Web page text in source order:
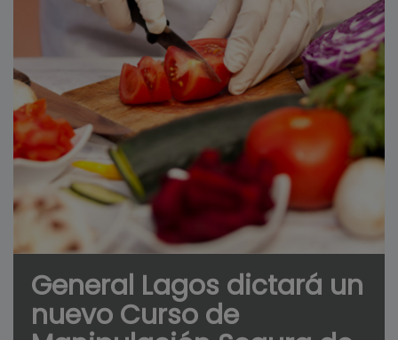
General Lagos dictará un
nuevo Curso de